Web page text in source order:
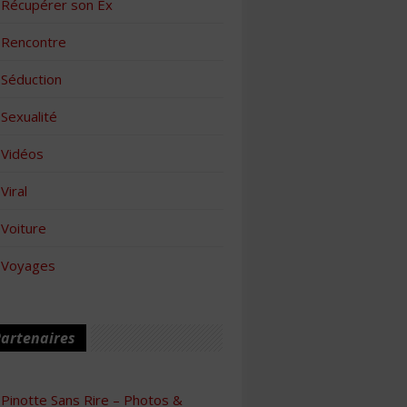
Récupérer son Ex
Rencontre
Séduction
Sexualité
Vidéos
Viral
Voiture
Voyages
Pinotte Sans Rire – Photos &